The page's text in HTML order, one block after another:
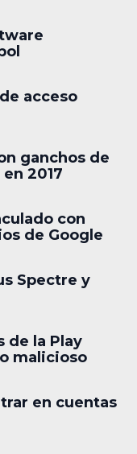
acceso
ganchos de
2017
con
de Google
Spectre y
de la Play
malicioso
en cuentas